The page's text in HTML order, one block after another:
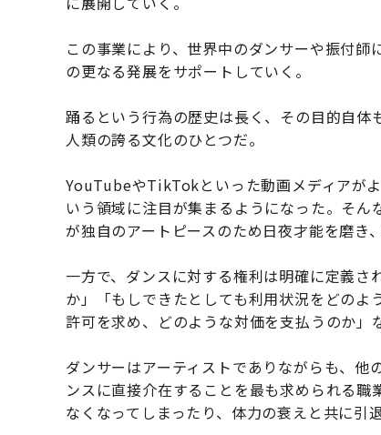
この事業により、世界中のダンサーや振付
の更なる発展をサポートしていく。
踊るという行為の歴史は長く、その目的自
人類の誇る文化のひとつだ。
YouTubeやTikTokといった動画メディアが
いう領域に注目が集まるようになった。そ
が独自のアートピースのため日夜才能を磨き
一方で、ダンスに対する権利は明確に定義
か」「もしできたとしても利用状況をどの
許可を求め、どのような対価を支払うのか」
ダンサーはアーティストでありながらも、
ンスに直接介在することを最も求められる
なくなってしまったり、体力の衰えと共に引